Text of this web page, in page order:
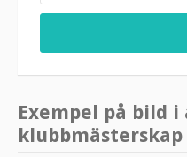
Exempel på bild i
klubbmästerskap